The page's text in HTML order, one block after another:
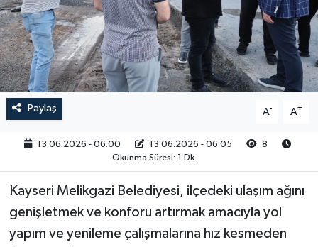
Paylaş A- A+
13.06.2026 - 06:00 13.06.2026 - 06:05
8
Okunma Süresi: 1 Dk
Kayseri Melikgazi Belediyesi, ilçedeki ulaşım ağını
genişletmek ve konforu artırmak amacıyla yol
yapım ve yenileme çalışmalarına hız kesmeden
RESMİ İLAN